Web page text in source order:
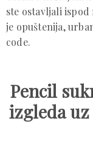
ste ostavljali
je opuštenija,
code.
Pencil
izgleda uz